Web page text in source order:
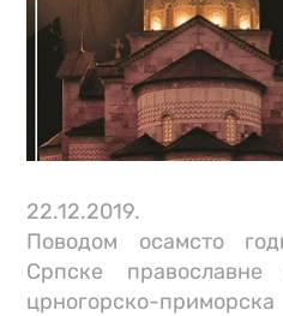
22.12.2019.
Поводом осамсто
Српске православне
црногорско-